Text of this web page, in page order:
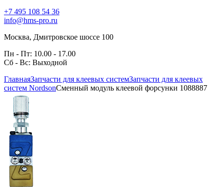
+7 495 108 54 36
info@hms-pro.ru
Москва, Дмитровское шоссе 100
Пн - Пт: 10.00 - 17.00
Сб - Вс: Выходной
ГлавнаяЗапчасти для клеевых системЗапчасти для клеевых
систем NordsonСменный модуль клеевой форсунки 1088887